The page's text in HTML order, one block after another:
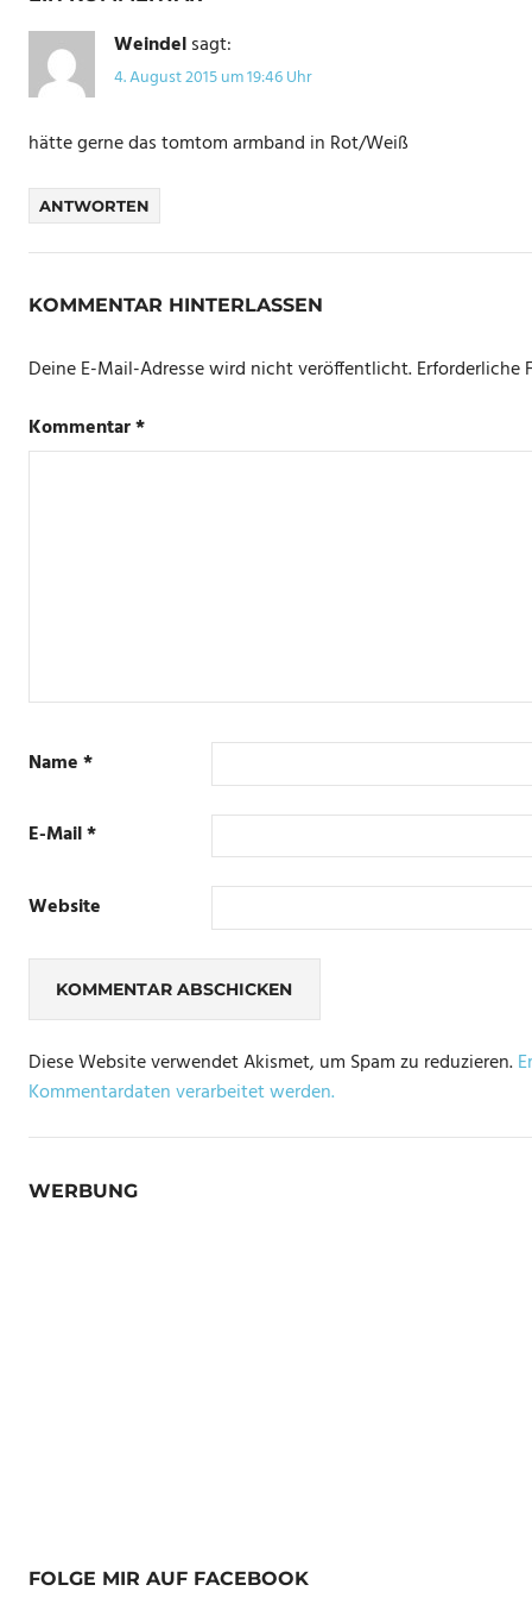
Weindelsagt:
4. August 2015 um 19:46 Uhr
hätte gerne das tomtom armband in Rot/Weiß
ANTWORTEN
KOMMENTAR HINTERLASSEN
Deine E-Mail-Adresse wird nicht veröffentlicht.Erforderliche
Kommentar*
Name*
E-Mail*
Website
Diese Website verwendet Akismet, um Spam zu reduzieren.
Kommentardaten verarbeitet werden.
WERBUNG
FOLGE MIR AUF FACEBOOK